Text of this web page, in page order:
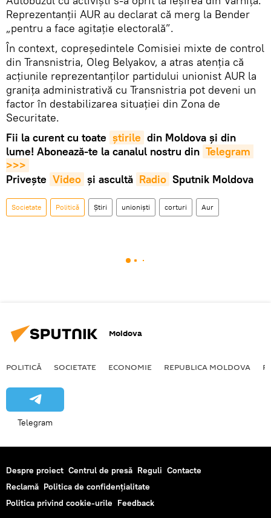
Reprezentanții AUR au declarat că merg la Bender
„pentru a face agitație electorală”.
În context, copreședintele Comisiei mixte de control
din Transnistria, Oleg Belyakov, a atras atenția că
acțiunile reprezentanților partidului unionist AUR la
granița administrativă cu Transnistria pot deveni un
factor în destabilizarea situației din Zona de
Securitate.
Fii la curent cu toate știrile din Moldova și din
lume! Abonează-te la canalul nostru din Telegram
>>>
Privește Video și ascultă Radio Sputnik Moldova
Societate Politică Știri unioniști corturi Aur
Moldova
POLITICĂ SOCIETATE ECONOMIE REPUBLICA MOLDOVA
Telegram
Despre proiect Centrul de presă Reguli Contacte
Reclamă Politica de confidențialitate
Politica privind cookie-urile Feedback